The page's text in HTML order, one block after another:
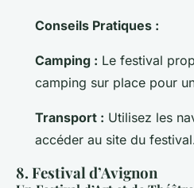
Conseils Pratiques :
Camping : Le festival
camping sur place pour
Transport : Utilisez les
accéder au site du
8. Festival d’Avignon